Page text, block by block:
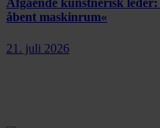
Afgående kunstnerisk
åbent maskinrum«
21. juli 2026